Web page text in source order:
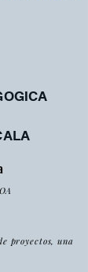
proyectos, una